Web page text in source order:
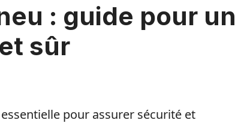
: guide pour un
sûr
pour assurer sécurité et